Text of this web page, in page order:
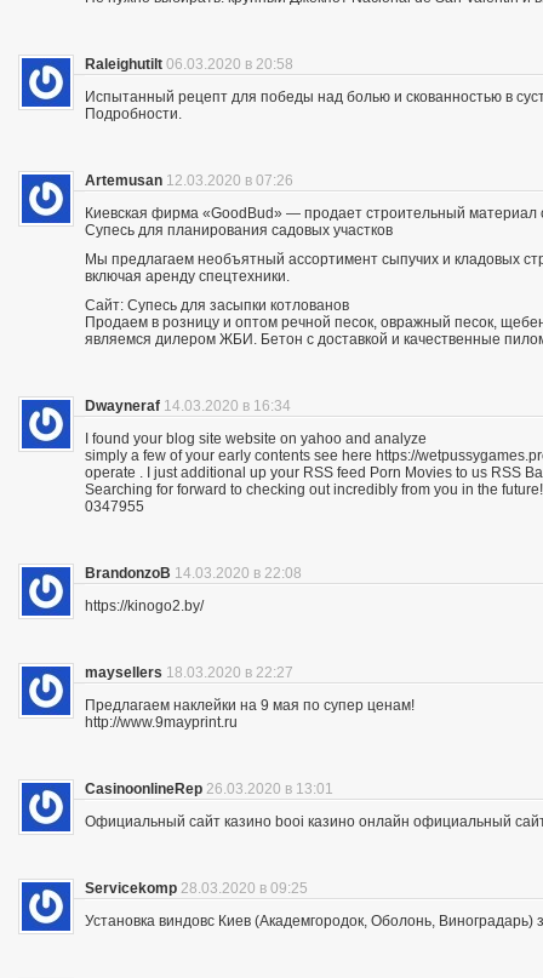
Raleighutilt 06.03.2020 в 20:58
Испытанный рецепт для победы над болью и скованностью в
Подробности.
Artemusan 12.03.2020 в 07:26
Киевская фирма «GoodBud» — продает строительный материал
Супесь для планирования садовых участков
Мы предлагаем необъятный ассортимент сыпучих и кладовых
включая аренду спецтехники.
Сайт: Супесь для засыпки котлованов
Продаем в розницу и оптом речной песок, овражный песок,
являемся дилером ЖБИ. Бетон с доставкой и качественные
Dwayneraf 14.03.2020 в 16:34
I found your blog site website on yahoo and analyze
simply a few of your early contents see here https://
operate . I just additional up your RSS feed Porn Movies to us RSS
Searching for forward to checking out incredibly from you in the future!
0347955
BrandonzoB 14.03.2020 в 22:08
https://kinogo2.by/
maysellers 18.03.2020 в 22:27
Предлагаем наклейки на 9 мая по супер ценам!
http://www.9mayprint.ru
CasinoonlineRep 26.03.2020 в 13:01
Официальный сайт казино booi казино онлайн официальный
Servicekomp 28.03.2020 в 09:25
Установка виндовс Киев (Академгородок, Оболонь, Виноградарь)